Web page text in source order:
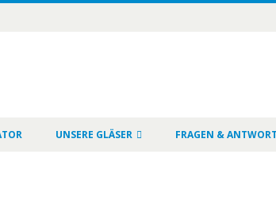
UNSERE GLÄSER FRAGEN &